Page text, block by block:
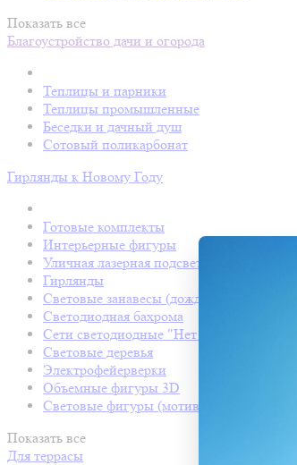
Показать все
Благоустройство дачи и огорода
Теплицы и парники
Теплицы промышленные
Беседки и дачный душ
Сотовый поликарбонат
Гирлянды к Новому Году
Готовые комплекты
Интерьерные фигуры
Уличная лазерная подсветка
Гирлянды
Световые занавесы (дождь светодиодный)
Светодиодная бахрома
Сети светодиодные "Нет Лайт"
Световые деревья
Электрофейерверки
Объемные фигуры 3D
Световые фигуры (мотивы)
Показать все
Для террасы